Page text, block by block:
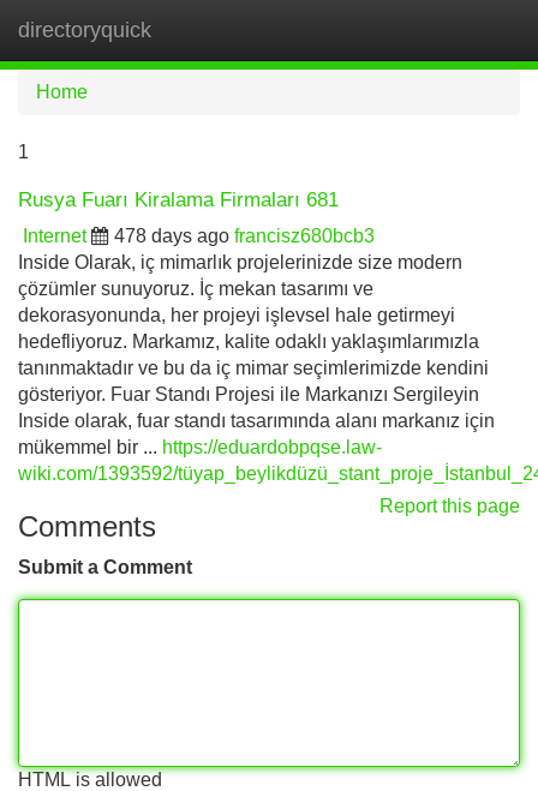
directoryquick
Home
1
Rusya Fuarı Kiralama Firmaları 681
Internet 478 days ago francisz680bcb3
Inside Olarak, iç mimarlık projelerinizde size modern
çözümler sunuyoruz. İç mekan tasarımı ve
dekorasyonunda, her projeyi işlevsel hale getirmeyi
hedefliyoruz. Markamız, kalite odaklı yaklaşımlarımızla
tanınmaktadır ve bu da iç mimar seçimlerimizde kendini
gösteriyor. Fuar Standı Projesi ile Markanızı Sergileyin
Inside olarak, fuar standı tasarımında alanı markanız için
mükemmel bir ... https://eduardobpqse.law-
wiki.com/1393592/
Report this page
Comments
Submit a Comment
HTML is allowed